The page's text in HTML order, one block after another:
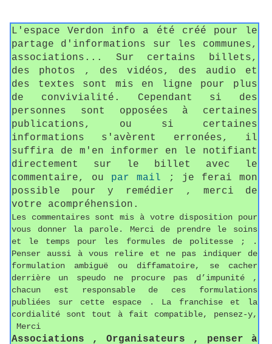
L'espace Verdon info a été créé pour le
partage d'informations sur les communes,
associations... Sur certains billets,
des photos , des vidéos, des audio et
des textes sont mis en ligne pour plus
de convivialité. Cependant si des
personnes sont opposées à certaines
publications, ou si certaines
informations s'avèrent erronées, il
suffira de m'en informer en le notifiant
directement sur le billet avec le
commentaire, ou par mail ; je ferai mon
possible pour y remédier , merci de
votre acompréhension.
Les commentaires sont mis à votre disposition pour
vous donner la parole. Merci de prendre le soins
et le temps pour les formules de politesse ; .
Penser aussi à vous relire et ne pas indiquer de
formulation ambiguë ou diffamatoire, se cacher
derrière un speudo ne procure pas d’impunité ,
chacun est responsable de ces formulations
publiées sur cette espace . La franchise et la
cordialité sont tout à fait compatible, pensez-y,
Merci
Associations , Organisateurs , penser à